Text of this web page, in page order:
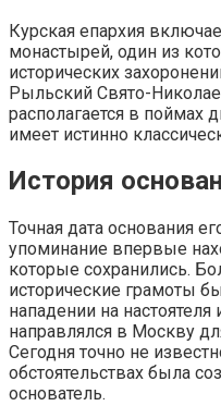
Курская епархия
монастырей, один из
исторических
Рыльский Свято-
располагается в поймах
имеет истинно
История
Точная дата основания
упоминание впервые
которые сохранились.
исторические грамоты
нападении на
направлялся в Москву
Сегодня точно не
обстоятельствах была
основатель.